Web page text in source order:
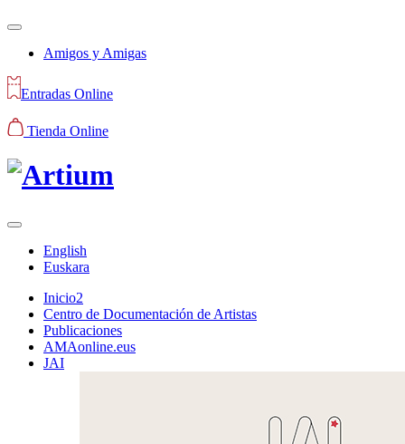
Amigos y Amigas
Entradas Online
Tienda Online
English
Euskara
Inicio2
Centro de Documentación de Artistas
Publicaciones
AMAonline.eus
JAI